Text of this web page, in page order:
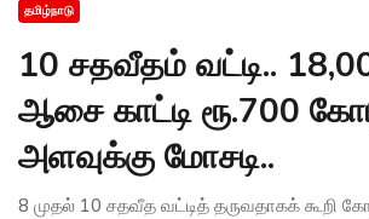
தமிழ்நாடு
10 சதவீதம் வட்டி..
ஆசை காட்டி ரூ.700
அளவுக்கு மோசடி..
8 முதல் 10 சதவீத வட்டித் தருவதாகக் கூறி